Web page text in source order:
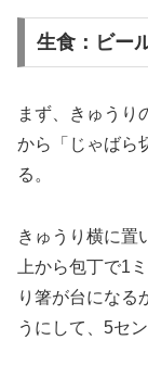
生食：ビー
まず、きゅうり
から「じゃばら
る。
きゅうり横に置
上から包丁で1
り箸が台になる
うにして、5セ